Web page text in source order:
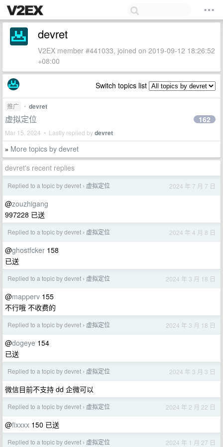
devret
V2EX member #441033, joined on 2019-09-12 18:26:52
+08:00
Switch topics list
推广 • devret
虚拟定位
Mar 15, 2024 • Lastly replied bydevret
162
» More topics by devret
devret's recent replies
Replied to a topic by devret › 虚拟定位 2024 年 7 月 7 日
@zouzhigang
997228 已送
Replied to a topic by devret › 虚拟定位 2024 年 4 月 8 日
@ghostfcker 158
已送
Replied to a topic by devret › 虚拟定位 2024 年 3 月 18 日
@mapperv 155
不行哦 不收费的
Replied to a topic by devret › 虚拟定位 2024 年 3 月 18 日
@dogeye 154
已送
Replied to a topic by devret › 虚拟定位 2024 年 3 月 3 日
微信目前不支持 dd 企微可以
Replied to a topic by devret › 虚拟定位 2024 年 2 月 22 日
@fixxxx 150 已送
Replied to a topic by devret › 虚拟定位 2024 年 1 月 27 日